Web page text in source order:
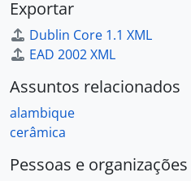
Exportar
Dublin Core 1.1 XML
EAD 2002 XML
Assuntos relacionados
alambique
cerâmica
Pessoas e